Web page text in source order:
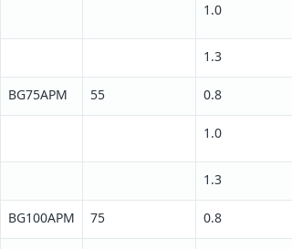
1.0
1.3
BG75APM 55 0.8
1.0
1.3
BG100APM 75 0.8